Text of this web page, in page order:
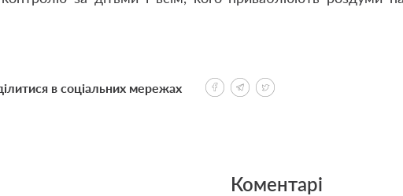
в соціальних мережах
Коментарі